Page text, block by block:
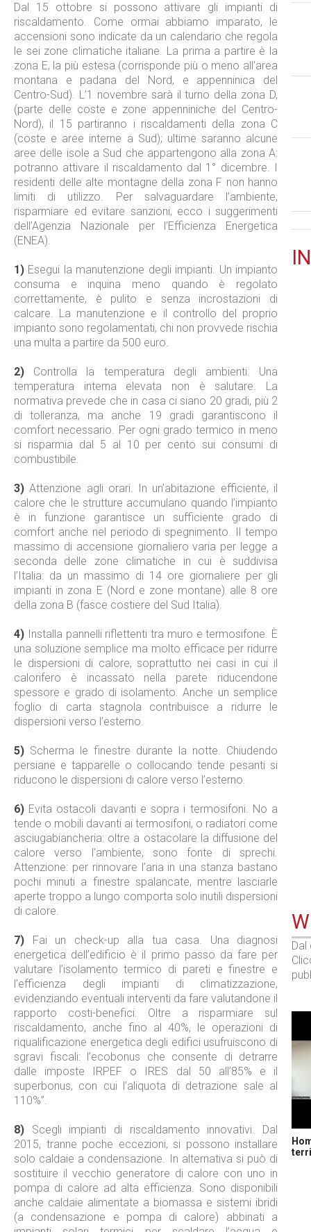
Dal 15 ottobre si possono attivare gli impianti di
riscaldamento. Come ormai abbiamo imparato, le
accensioni sono indicate da un calendario che regola
le sei zone climatiche italiane. La prima a partire è la
zona E, la più estesa (corrisponde più o meno all’area
montana e padana del Nord, e appenninica del
Centro-Sud). L’1 novembre sarà il turno della zona D,
(parte delle coste e zone appenniniche del Centro-
Nord), il 15 partiranno i riscaldamenti della zona C
(coste e aree interne a Sud); ultime saranno alcune
aree delle isole a Sud che appartengono alla zona A:
potranno attivare il riscaldamento dal 1° dicembre. I
residenti delle alte montagne della zona F non hanno
limiti di utilizzo. Per salvaguardare l’ambiente,
risparmiare ed evitare sanzioni, ecco i suggerimenti
dell’Agenzia Nazionale per l’Efficienza Energetica
(ENEA).
1) Esegui la manutenzione degli impianti. Un impianto
consuma e inquina meno quando è regolato
correttamente, è pulito e senza incrostazioni di
calcare. La manutenzione e il controllo del proprio
impianto sono regolamentati, chi non provvede rischia
una multa a partire da 500 euro.
2) Controlla la temperatura degli ambienti. Una
temperatura interna elevata non è salutare. La
normativa prevede che in casa ci siano 20 gradi, più 2
di tolleranza, ma anche 19 gradi garantiscono il
comfort necessario. Per ogni grado termico in meno
si risparmia dal 5 al 10 per cento sui consumi di
combustibile.
3) Attenzione agli orari. In un’abitazione efficiente, il
calore che le strutture accumulano quando l’impianto
è in funzione garantisce un sufficiente grado di
comfort anche nel periodo di spegnimento. Il tempo
massimo di accensione giornaliero varia per legge a
seconda delle zone climatiche in cui è suddivisa
l’Italia: da un massimo di 14 ore giornaliere per gli
impianti in zona E (Nord e zone montane) alle 8 ore
della zona B (fasce costiere del Sud Italia).
4) Installa pannelli riflettenti tra muro e termosifone. È
una soluzione semplice ma molto efficace per ridurre
le dispersioni di calore, soprattutto nei casi in cui il
calorifero è incassato nella parete riducendone
spessore e grado di isolamento. Anche un semplice
foglio di carta stagnola contribuisce a ridurre le
dispersioni verso l’esterno.
5) Scherma le finestre durante la notte. Chiudendo
persiane e tapparelle o collocando tende pesanti si
riducono le dispersioni di calore verso l’esterno.
6) Evita ostacoli davanti e sopra i termosifoni. No a
tende o mobili davanti ai termosifoni, o radiatori come
asciugabiancheria: oltre a ostacolare la diffusione del
calore verso l’ambiente, sono fonte di sprechi.
Attenzione: per rinnovare l’aria in una stanza bastano
pochi minuti a finestre spalancate, mentre lasciarle
aperte troppo a lungo comporta solo inutili dispersioni
di calore.
7) Fai un check-up alla tua casa. Una diagnosi
energetica dell’edificio è il primo passo da fare per
valutare l’isolamento termico di pareti e finestre e
l’efficienza degli impianti di climatizzazione,
evidenziando eventuali interventi da fare valutandone il
rapporto costi-benefici. Oltre a risparmiare sul
riscaldamento, anche fino al 40%, le operazioni di
riqualificazione energetica degli edifici usufruiscono di
sgravi fiscali: l’ecobonus che consente di detrarre
dalle imposte IRPEF o IRES dal 50 all’85% e il
superbonus, con cui l’aliquota di detrazione sale al
110%”.
8) Scegli impianti di riscaldamento innovativi. Dal
2015, tranne poche eccezioni, si possono installare
solo caldaie a condensazione. In alternativa si può di
sostituire il vecchio generatore di calore con uno in
pompa di calore ad alta efficienza. Sono disponibili
anche caldaie alimentate a biomassa e sistemi ibridi
(a condensazione e pompa di calore) abbinati a
IN